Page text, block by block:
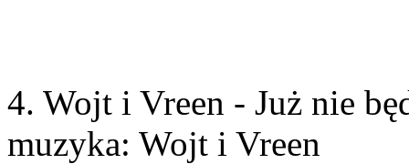
4. Wojt i Vreen - Już nie
muzyka: Wojt i Vreen